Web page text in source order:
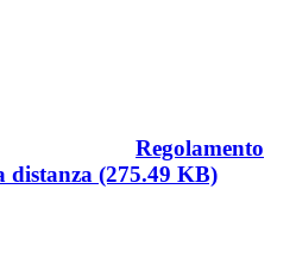
Regolamento
distanza (275.49 KB)